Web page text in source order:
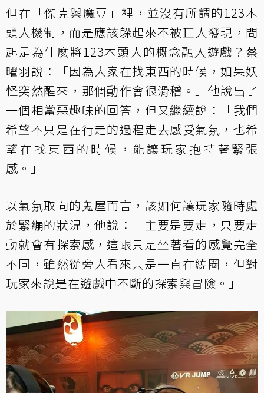
但在「傑克與魔豆」裡，並沒有所謂的123木
頭人機制，而是應該躲起來不被巨人發現，問
起是為什麼將123木頭人的概念融入遊戲？蔡
曜羽說：「因為大家在找東西的時候，如果妖
怪突然醒來，那個動作會很滑稽。」他說出了
一個相當惡趣味的回答，但又繼續說：「我們
希望不只是在行走的過程走去感受氣氛，也希
望在找東西的時候，能讓玩家抱持著緊張
感。」
以氣氛取向的鬼屋而言，該如何讓玩家隨時處
於緊繃的狀況，他說：「主要是要走，只要走
動就會有探索感，這跟只是坐著看的感覺完全
不同，雖然從旁人看來只是一直在繞圈，但對
玩家來說是在遊戲中不斷的探索與冒險。」